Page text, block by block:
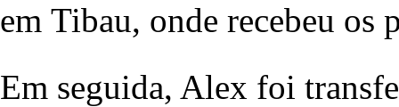
em Tibau, onde recebeu os
Em seguida, Alex foi